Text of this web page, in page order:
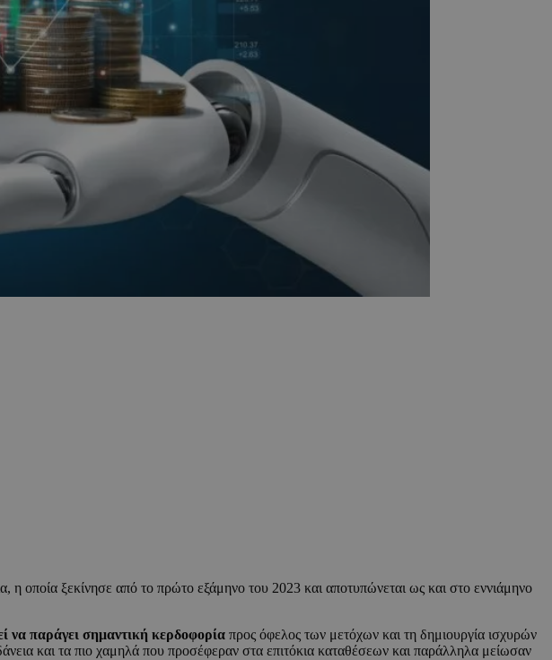
οποία ξεκίνησε από το πρώτο εξάμηνο του 2023 και αποτυπώνεται ως και στο εννιάμηνο
να παράγει σημαντική κερδοφορία προς όφελος των μετόχων και τη δημιουργία ισχυρών
και τα πιο χαμηλά που προσέφεραν στα επιτόκια καταθέσεων και παράλληλα μείωσαν